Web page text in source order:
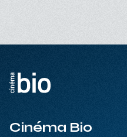
Cinéma Bio